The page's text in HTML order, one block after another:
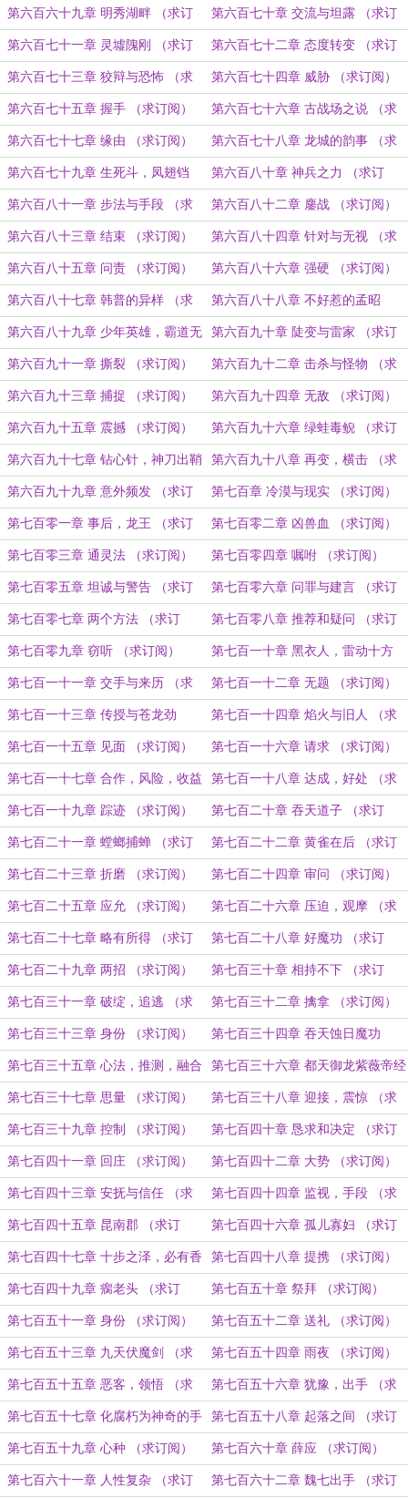
阅）
第六百六十九章 明秀湖畔 （求订
阅）
第六百七十章 交流与坦露 （求订
阅）
第六百七十一章 灵墟隗刚 （求订
阅）
第六百七十二章 态度转变 （求订
阅）
第六百七十三章 狡辩与恐怖 （求
订阅）
第六百七十四章 威胁 （求订阅）
第六百七十五章 握手 （求订阅） 第六百七十六章 古战场之说 （求
订阅）
第六百七十七章 缘由 （求订阅） 第六百七十八章 龙城的韵事 （求
订阅）
第六百七十九章 生死斗，凤翅铛
（求订阅）
第六百八十章 神兵之力 （求订
阅）
第六百八十一章 步法与手段 （求
订阅）
第六百八十二章 鏖战 （求订阅）
第六百八十三章 结束 （求订阅） 第六百八十四章 针对与无视 （求
订阅）
第六百八十五章 问责 （求订阅） 第六百八十六章 强硬 （求订阅）
第六百八十七章 韩普的异样 （求
订阅）
第六百八十八章 不好惹的孟昭
（求订阅）
第六百八十九章 少年英雄，霸道无
双 （求订阅）
第六百九十章 陡变与雷家 （求订
阅）
第六百九十一章 撕裂 （求订阅） 第六百九十二章 击杀与怪物 （求
订阅）
第六百九十三章 捕捉 （求订阅） 第六百九十四章 无敌 （求订阅）
第六百九十五章 震撼 （求订阅） 第六百九十六章 绿蛙毒鲵 （求订
阅）
第六百九十七章 钻心针，神刀出鞘
（求订阅）
第六百九十八章 再变，横击 （求
订阅）
第六百九十九章 意外频发 （求订
阅）
第七百章 冷漠与现实 （求订阅）
第七百零一章 事后，龙王 （求订
阅）
第七百零二章 凶兽血 （求订阅）
第七百零三章 通灵法 （求订阅） 第七百零四章 嘱咐 （求订阅）
第七百零五章 坦诚与警告 （求订
阅）
第七百零六章 问罪与建言 （求订
阅）
第七百零七章 两个方法 （求订
阅）
第七百零八章 推荐和疑问 （求订
阅）
第七百零九章 窃听 （求订阅） 第七百一十章 黑衣人，雷动十方
（求订阅）
第七百一十一章 交手与来历 （求
订阅）
第七百一十二章 无题 （求订阅）
第七百一十三章 传授与苍龙劲
（求订阅）
第七百一十四章 焰火与旧人 （求
订阅）
第七百一十五章 见面 （求订阅） 第七百一十六章 请求 （求订阅）
第七百一十七章 合作，风险，收益
（求订阅）
第七百一十八章 达成，好处 （求
订阅）
第七百一十九章 踪迹 （求订阅） 第七百二十章 吞天道子 （求订
阅）
第七百二十一章 螳螂捕蝉 （求订
阅）
第七百二十二章 黄雀在后 （求订
阅）
第七百二十三章 折磨 （求订阅） 第七百二十四章 审问 （求订阅）
第七百二十五章 应允 （求订阅） 第七百二十六章 压迫，观摩 （求
订阅）
第七百二十七章 略有所得 （求订
阅）
第七百二十八章 好魔功 （求订
阅）
第七百二十九章 两招 （求订阅） 第七百三十章 相持不下 （求订
阅）
第七百三十一章 破绽，追逃 （求
订阅）
第七百三十二章 擒拿 （求订阅）
第七百三十三章 身份 （求订阅） 第七百三十四章 吞天蚀日魔功
（求订阅）
第七百三十五章 心法，推测，融合
（求订阅）
第七百三十六章 都天御龙紫薇帝经
（求订阅）
第七百三十七章 思量 （求订阅） 第七百三十八章 迎接，震惊 （求
订阅）
第七百三十九章 控制 （求订阅） 第七百四十章 恳求和决定 （求订
阅）
第七百四十一章 回庄 （求订阅） 第七百四十二章 大势 （求订阅）
第七百四十三章 安抚与信任 （求
订阅）
第七百四十四章 监视，手段 （求
订阅）
第七百四十五章 昆南郡 （求订
阅）
第七百四十六章 孤儿寡妇 （求订
阅）
第七百四十七章 十步之泽，必有香
草 （求订阅）
第七百四十八章 提携 （求订阅）
第七百四十九章 瘸老头 （求订
阅）
第七百五十章 祭拜 （求订阅）
第七百五十一章 身份 （求订阅） 第七百五十二章 送礼 （求订阅）
第七百五十三章 九天伏魔剑 （求
订阅）
第七百五十四章 雨夜 （求订阅）
第七百五十五章 恶客，领悟 （求
订阅）
第七百五十六章 犹豫，出手 （求
订阅）
第七百五十七章 化腐朽为神奇的手
段 （求订阅）
第七百五十八章 起落之间 （求订
阅）
第七百五十九章 心种 （求订阅） 第七百六十章 薛应 （求订阅）
第七百六十一章 人性复杂 （求订 第七百六十二章 魏七出手 （求订